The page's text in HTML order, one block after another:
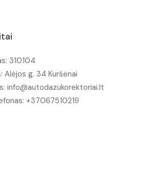
310104
Alėjos g. 34 Kuršėnai
info@autodazukorektoriai.lt
+37067510219